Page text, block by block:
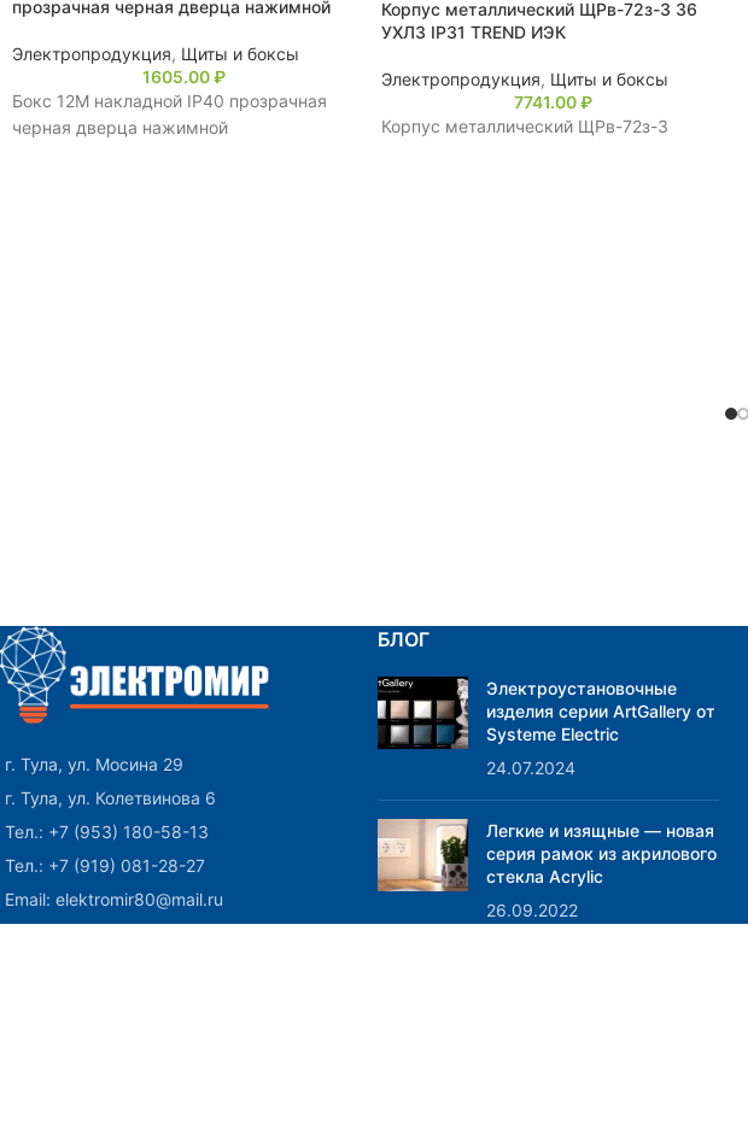
прозрачная черная дверца нажимной
Электропродукция, Щиты и боксы
1605.00₽
Бокс 12М накладной IP40 прозрачная
черная дверца нажимной
Корпус металлический ЩРв-72з-3 36
УХЛ3 IP31 TREND ИЭК
Электропродукция, Щиты и боксы
7741.00₽
Корпус металлический ЩРв-72з-3
г. Тула, ул. Мосина 29
г. Тула, ул. Колетвинова 6
Тел.: +7 (953) 180-58-13
Тел.: +7 (919) 081-28-27
Email: elektromir80@mail.ru
БЛОГ
Электроустановочные
изделия серии ArtGallery от
Systeme Electric
24.07.2024
Легкие и изящные — новая
серия рамок из акрилового
стекла Acrylic
26.09.2022